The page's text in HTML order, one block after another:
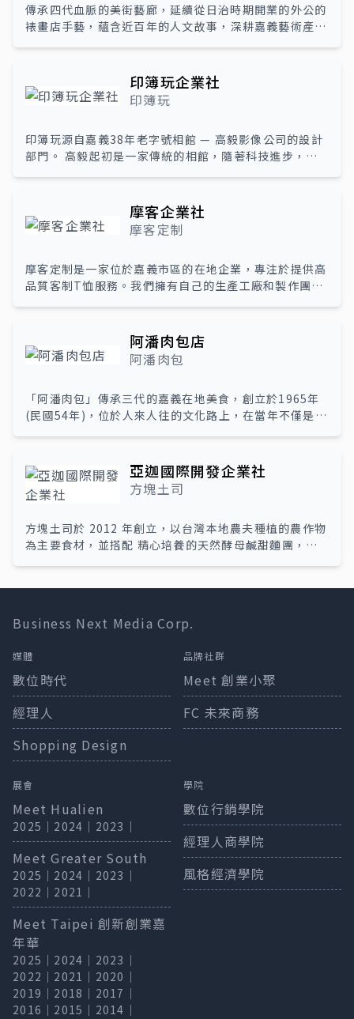
傳承四代血脈的美街藝廊，延續從日治時期開業的外公的
裱畫店手藝，蘊含近百年的人文故事，深耕嘉義藝術產
加展覽佈置、畫作包裝、藝術品運送等等項目。是嘉義首
間全方位藝術服務的畫廊。 近年更是積極參與地方活
動，例如：街區導覽、體驗裱框、裱框店參訪等等，讓裱
街藝廊不僅是服務裱框需求，更能宣揚傳統裱褙技藝，也
能是有趣、親切的藝術風格店家。
印簿玩企業社
印簿玩
印簿玩源自嘉義38年老字號相館 — 高毅影像公司的設計
部門。 高毅起初是一家傳統的相館，隨著科技進步，傳
隊，將客製化印刷服務推向雲端並不斷開發符合生活所需
的影像產品。基於這個使命，「印簿玩」品牌應運而生。
2023年底，我們打造一個實體空間「印簿玩 回憶印製實
實驗室和咖啡店的概念，讓旅客可以在品嚐咖啡餐點的同
時，閱讀他人的回憶故事，或現場編輯和印製屬於自己的
回憶。 多年來，我們致力於提供高品質的印刷服務和創
分享這些珍貴的故事。
摩客企業社
摩客定制
摩客定制是一家位於嘉義市區的在地企業，專注於提供高
品質客制T恤服務。我們擁有自己的生產工廠和製作團
計並訂製專屬T恤，還能建立自己的線上商店銷售產品。
實體門市提供試穿、寄樣套量服務，確保每一件T恤都符
合客戶的需求和期望。我們堅信，把產品做好就是給客人
品。
阿潘肉包店
阿潘肉包
「阿潘肉包」傳承三代的嘉義在地美食，創立於1965年
(民國54年)，位於人來人往的文化路上，在當年不僅是一
橘色招牌，「永遠用好料，好吃又衛生」是阿潘肉包始終
秉持的精神—面對食物，待以真誠；面對客人，報以誠
懇。
亞迦國際開發企業社
方塊土司
方塊土司於 2012 年創立，以台灣本地農夫種植的農作物
為主要食材，並搭配 精心培養的天然酵母鹹甜麵團，製
刷上一層薄薄的主廚獨家醬料，口感乾爽酥脆，散發著大
能。通過小麥散發的風味和土司獨特的質地氣孔，創造出
與普通餅乾不同的鬆脆口感，純粹的美味在口中綻放。
Business Next Media Corp.
媒體
數位時代
經理人
Shopping Design
品牌社群
Meet 創業小聚
FC 未來商務
展會
Meet Hualien
2025 ｜ 2024 ｜ 2023 ｜
Meet Greater South
2025 ｜ 2024 ｜ 2023 ｜
2022 ｜ 2021 ｜
Meet Taipei 創新創業嘉
年華
2025 ｜ 2024 ｜ 2023 ｜
2022 ｜ 2021 ｜ 2020 ｜
2019 ｜ 2018 ｜ 2017 ｜
2016 ｜ 2015 ｜ 2014 ｜
學院
數位行銷學院
經理人商學院
風格經濟學院